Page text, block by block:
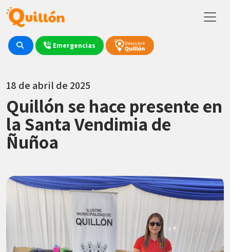
Emergencias
18 de abril de 2025
Quillón se hace presente en
la Santa Vendimia de
Ñuñoa